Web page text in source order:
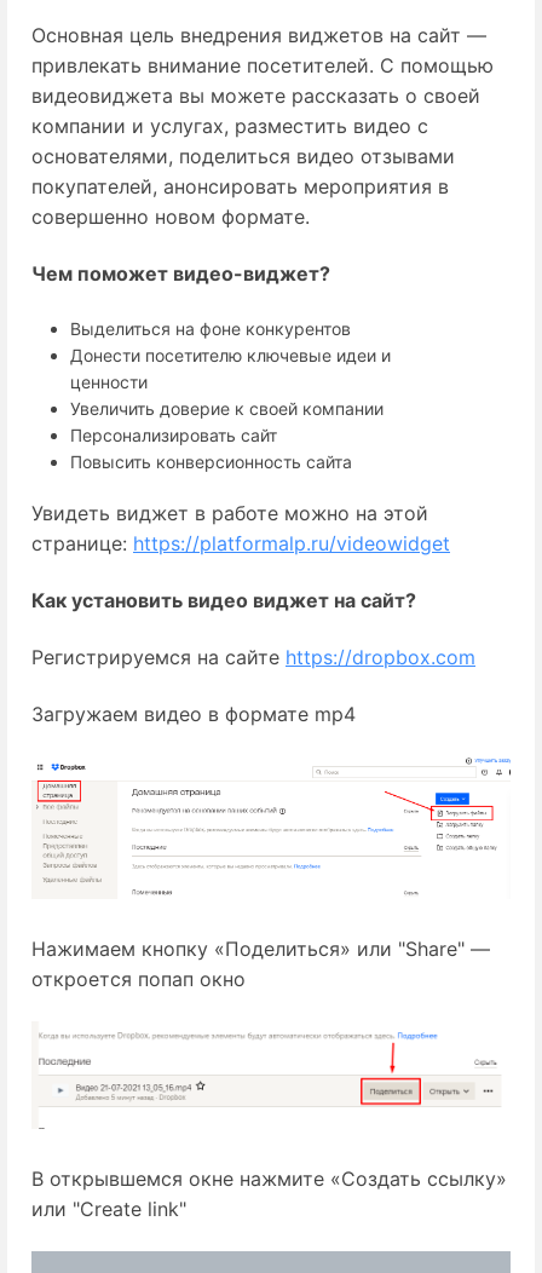
Основная цель внедрения виджетов на сайт —
привлекать внимание посетителей. С помощью
видеовиджета вы можете рассказать о своей
компании и услугах, разместить видео с
основателями, поделиться видео отзывами
покупателей, анонсировать мероприятия в
совершенно новом формате.
Чем поможет видео-виджет?
Выделиться на фоне конкурентов
Донести посетителю ключевые идеи и
ценности
Увеличить доверие к своей компании
Персонализировать сайт
Повысить конверсионность сайта
Увидеть виджет в работе можно на этой
странице: https://platformalp.ru/videowidget
Как установить видео виджет на сайт?
Регистрируемся на сайте https://dropbox.com
Загружаем видео в формате mp4
Нажимаем кнопку «Поделиться» или "Share" —
откроется попап окно
В открывшемся окне нажмите «Создать ссылку»
или "Create link"